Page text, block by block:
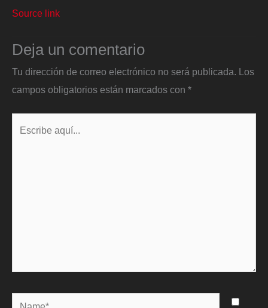
Source link
Deja un comentario
Tu dirección de correo electrónico no será publicada. Los
campos obligatorios están marcados con *
Name*